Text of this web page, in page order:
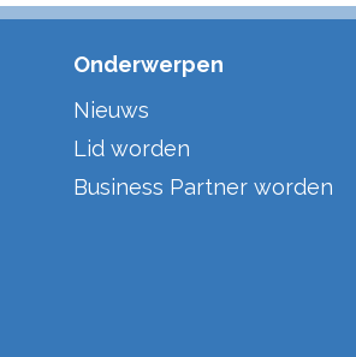
Onderwerpen
Nieuws
Lid worden
Business Partner worden